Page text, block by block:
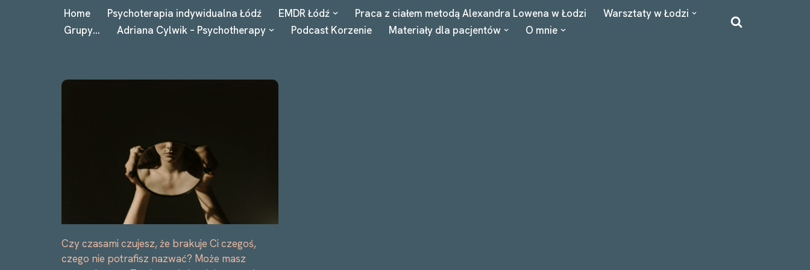
Home Psychoterapia indywidualna Łódź EMDR Łódź Praca z ciałem metodą Alexandra Lowena w Łodzi
Warsztaty w Łodzi
Grupy…
Adriana Cylwik – Psychotherapy Podcast Korzenie Materiały dla pacjentów O mnie
Czy czasami czujesz, że brakuje Ci czegoś,
czego nie potrafisz nazwać? Może masz